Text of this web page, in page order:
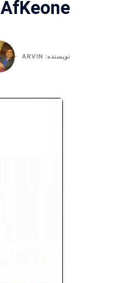
AfKeone ارسال عددی
نویسنده: ARVIN